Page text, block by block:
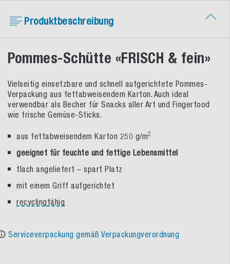
Produktbeschreibung
Pommes-Schütte «FRISCH & fein»
Vielseitig einsetzbare und schnell aufgerichtete Pommes-
Verpackung aus fettabweisendem Karton. Auch ideal
verwendbar als Becher für Snacks aller Art und Fingerfood
wie frische Gemüse-Sticks.
aus fettabweisendem Karton 250 g/m2
geeignet für feuchte und fettige Lebensmittel
flach angeliefert – spart Platz
mit einem Griff aufgerichtet
recyclingfähig
Serviceverpackung gemäß Verpackungverordnung